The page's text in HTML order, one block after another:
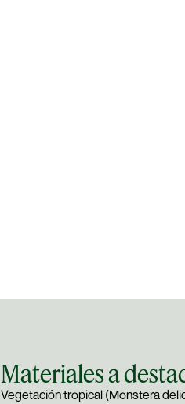
Materiales a
Vegetación tropical (Monstera